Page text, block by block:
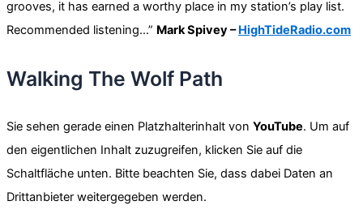
grooves, it has earned a worthy place in my station’s play list.
Recommended listening…” Mark Spivey –HighTideRadio.com
Walking The Wolf Path
Sie sehen gerade einen Platzhalterinhalt von YouTube. Um auf
den eigentlichen Inhalt zuzugreifen, klicken Sie auf die
Schaltfläche unten. Bitte beachten Sie, dass dabei Daten an
Drittanbieter weitergegeben werden.